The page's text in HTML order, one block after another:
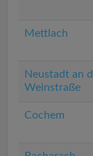
Mettlach
Neustadt an
Weinstraße
Cochem